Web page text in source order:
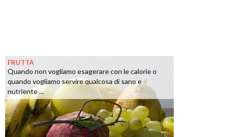
FRUTTA
Quando non vogliamo esagerare con le calorie o
quando vogliamo servire qualcosa di sano e
nutriente ...